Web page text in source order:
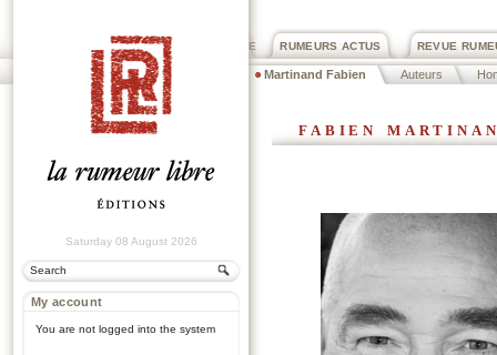
REVUE
RUMEURS ACTUS
PRIX ROGER DEXTRE
Martinand Fabien Auteurs
Saturday 08 August 2026
My account
You are not logged into the system
fabien